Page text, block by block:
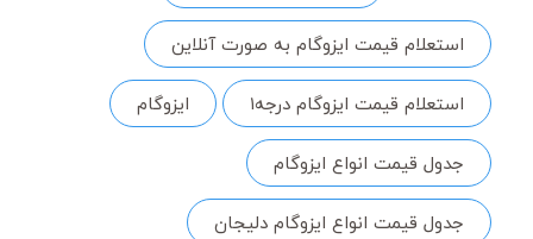
استعلام قیمت ایزوگام به صورت آنلاین
استعلام قیمت ایزوگام درجه۱
ایزوگام
جدول قیمت انواع ایزوگام
جدول قیمت انواع ایزوگام دلیجان